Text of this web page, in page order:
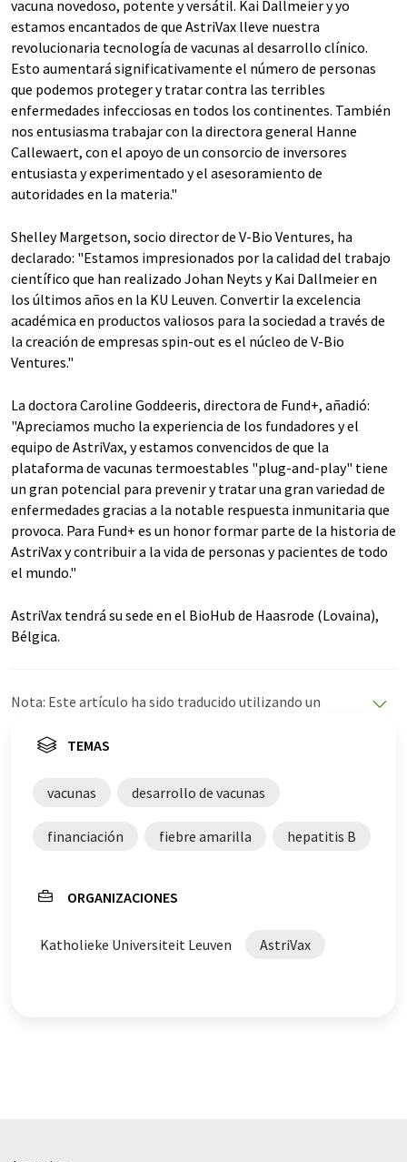
vacuna novedoso, potente y versátil. Kai Dallmeier y yo
estamos encantados de que AstriVax lleve nuestra
revolucionaria tecnología de vacunas al desarrollo clínico.
Esto aumentará significativamente el número de personas
que podemos proteger y tratar contra las terribles
enfermedades infecciosas en todos los continentes. También
nos entusiasma trabajar con la directora general Hanne
Callewaert, con el apoyo de un consorcio de inversores
entusiasta y experimentado y el asesoramiento de
autoridades en la materia."
Shelley Margetson, socio director de V-Bio Ventures, ha
declarado: "Estamos impresionados por la calidad del trabajo
científico que han realizado Johan Neyts y Kai Dallmeier en
los últimos años en la KU Leuven. Convertir la excelencia
académica en productos valiosos para la sociedad a través de
la creación de empresas spin-out es el núcleo de V-Bio
Ventures."
La doctora Caroline Goddeeris, directora de Fund+, añadió:
"Apreciamos mucho la experiencia de los fundadores y el
equipo de AstriVax, y estamos convencidos de que la
plataforma de vacunas termoestables "plug-and-play" tiene
un gran potencial para prevenir y tratar una gran variedad de
enfermedades gracias a la notable respuesta inmunitaria que
provoca. Para Fund+ es un honor formar parte de la historia de
AstriVax y contribuir a la vida de personas y pacientes de todo
el mundo."
AstriVax tendrá su sede en el BioHub de Haasrode (Lovaina),
Bélgica.
Nota: Este artículo ha sido traducido utilizando un
ofrece estas traducciones automáticas para presentar
este artículo ha sido traducido con traducción
vocabulario, sintaxis o gramática. El artículo original en
TEMAS
vacunas desarrollo de vacunas
financiación fiebre amarilla hepatitis B
ORGANIZACIONES
Katholieke Universiteit Leuven AstriVax